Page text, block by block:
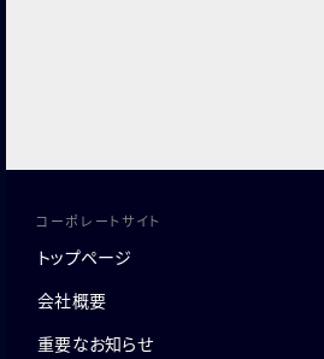
コーポレートサイト
トップページ
会社概要
重要なお知らせ